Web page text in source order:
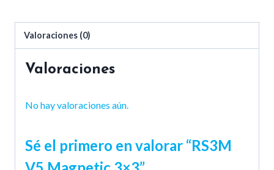
Valoraciones (0)
Valoraciones
No hay valoraciones aún.
Sé el primero en valorar “RS3M